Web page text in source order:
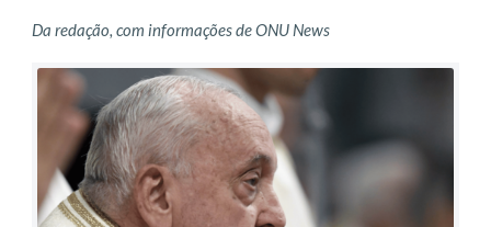
Da redação, com informações de ONU News